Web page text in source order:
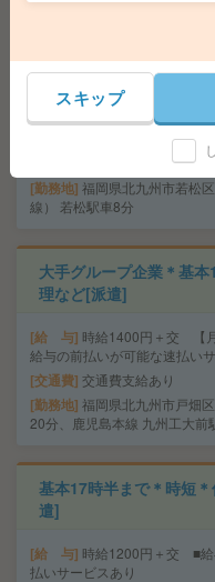
遣]
給 与 時給1400円～1500
00円～ ■給与の前払いが可能
交通費支給あり
勤務地 福岡県北九州市若松
線） 若松駅車8分
大手グループ企業＊基
理など[派遣]
給 与 時給1400円＋交 【
給与の前払いが可能な速払い
交通費 交通費支給あり
勤務地 福岡県北九州市戸畑
20分、鹿児島本線 九州工大前
基本17時半まで＊時短
遣]
給 与 時給1200円＋交 ■給
払いサービスあり
スキップ